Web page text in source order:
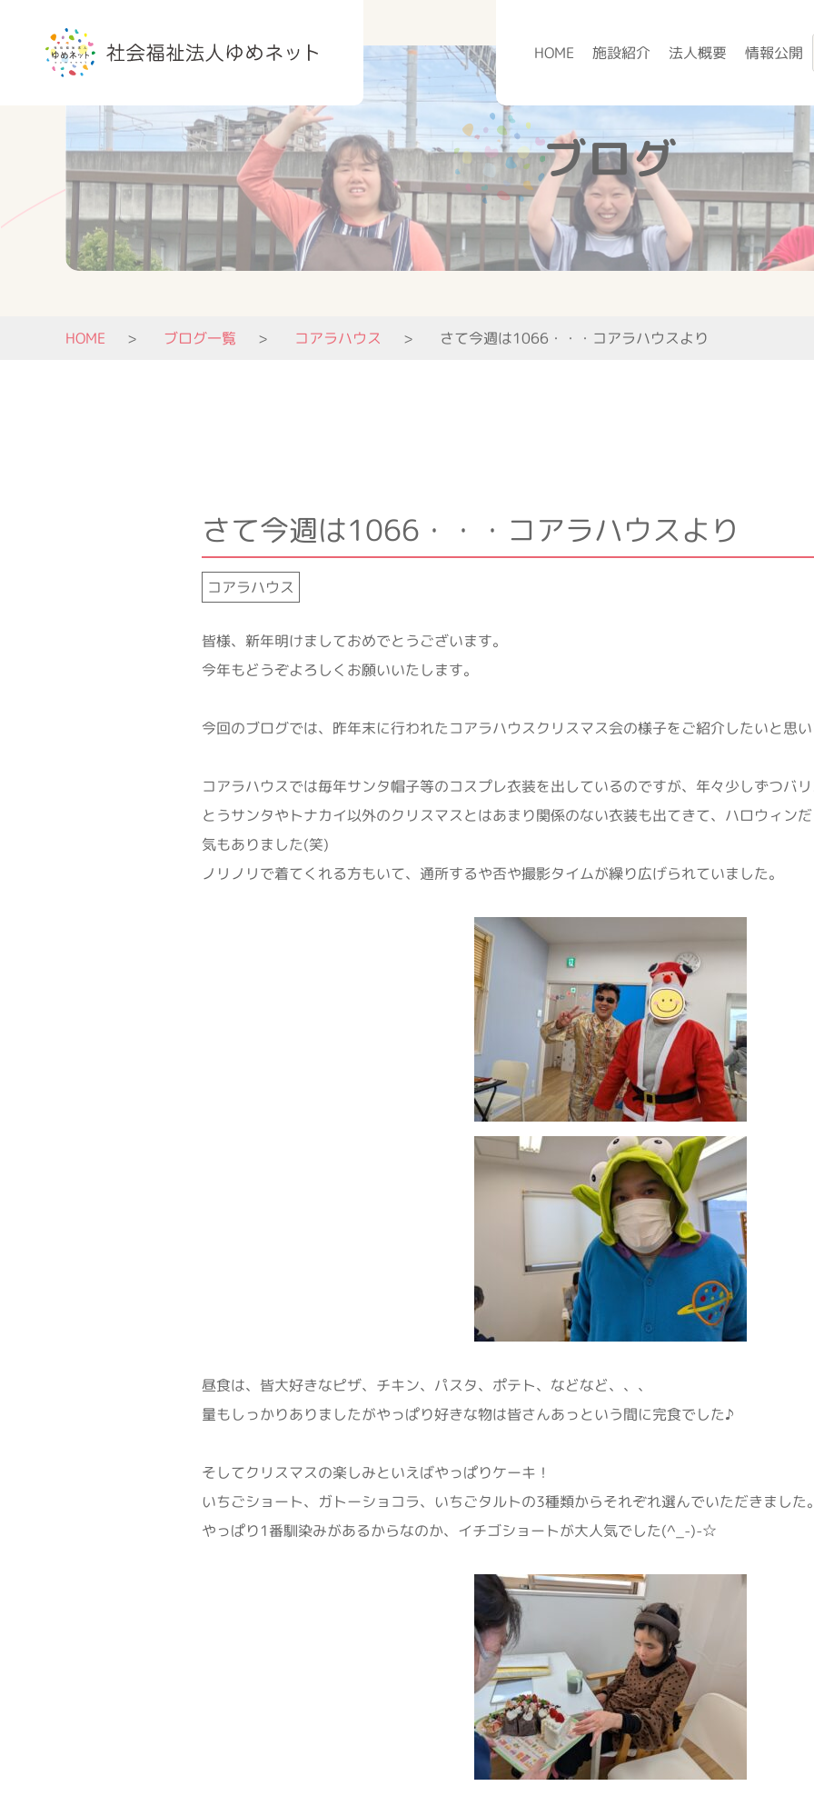
HOME 施設紹介 法人概要 情報公開
ブログ
HOME ブログ一覧 コアラハウス さて今週は1066・・・コアラハウスより
さて今週は1066・・・コアラハウスより
コアラハウス
皆様、新年明けましておめでとうございます。
今年もどうぞよろしくお願いいたします。
今回のブログでは、昨年末に行われたコアラハウスクリスマス会の様子をご紹介したいと思
コアラハウスでは毎年サンタ帽子等のコスプレ衣装を出しているのですが、年々少しずつバ
とうサンタやトナカイ以外のクリスマスとはあまり関係のない衣装も出てきて、ハロウィン
気もありました(笑)
ノリノリで着てくれる方もいて、通所するや否や撮影タイムが繰り広げられていました。
昼食は、皆大好きなピザ、チキン、パスタ、ポテト、などなど、、、
量もしっかりありましたがやっぱり好きな物は皆さんあっという間に完食でした♪
そしてクリスマスの楽しみといえばやっぱりケーキ！
いちごショート、ガトーショコラ、いちごタルトの3種類からそれぞれ選んでいただきました。
やっぱり1番馴染みがあるからなのか、イチゴショートが大人気でした(^_-)-☆